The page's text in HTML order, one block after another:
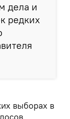
дела и
редких
выборах в